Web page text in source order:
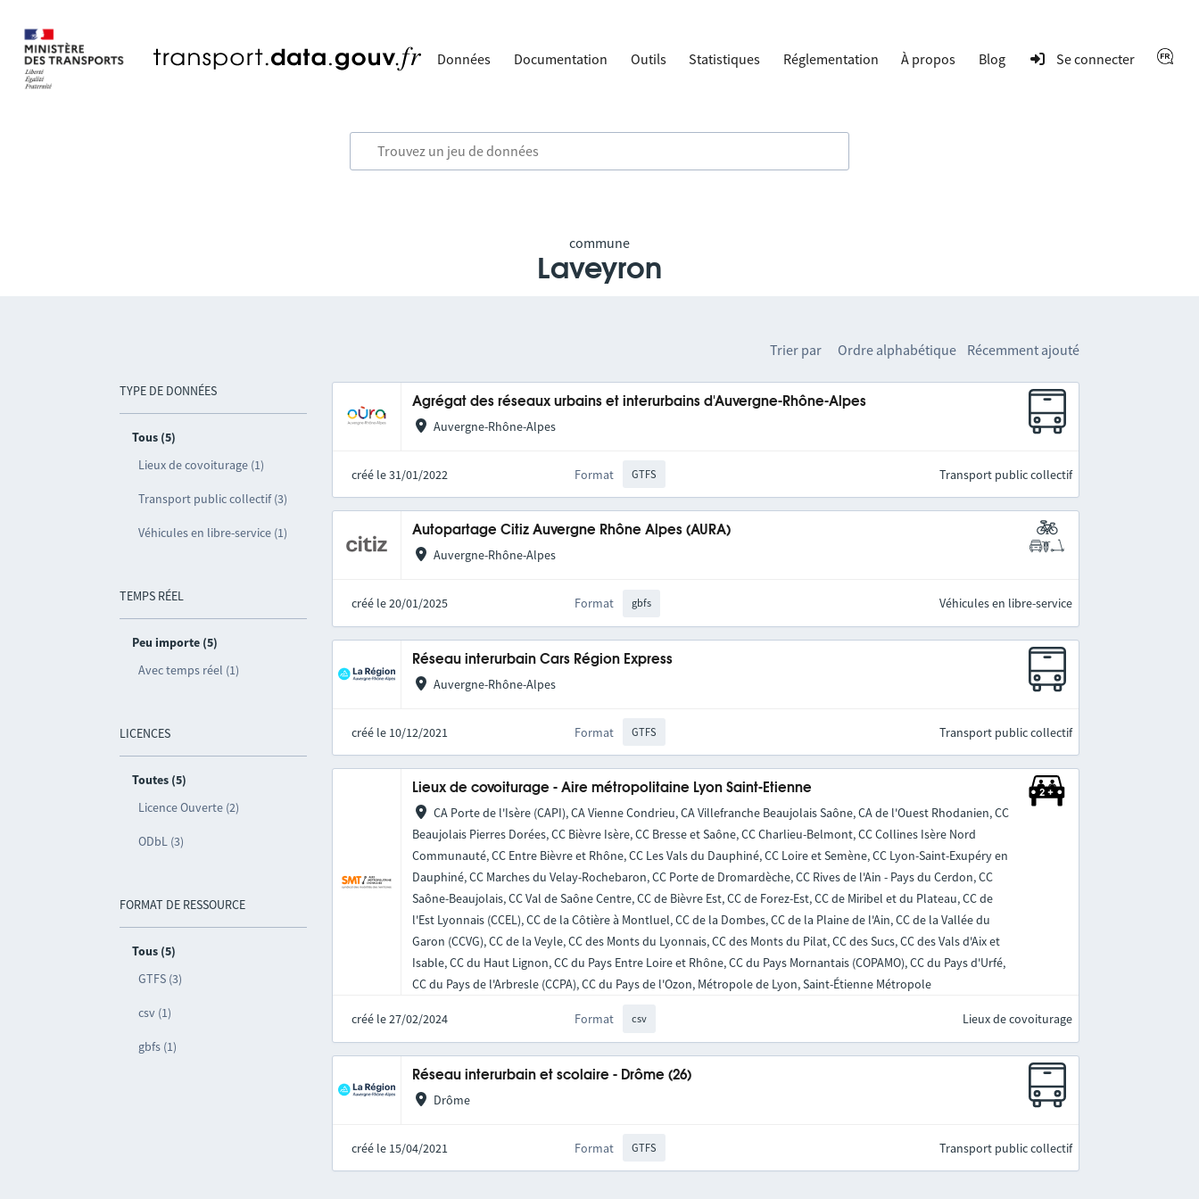
Données Documentation Outils Statistiques Réglementation À propos Blog Se connecter
commune
Laveyron
TYPE DE DONNÉES
Tous (5)
Lieux de covoiturage (1)
Transport public collectif (3)
Véhicules en libre-service (1)
TEMPS RÉEL
Peu importe (5)
Avec temps réel (1)
LICENCES
Toutes (5)
Licence Ouverte (2)
ODbL (3)
FORMAT DE RESSOURCE
Tous (5)
GTFS (3)
csv (1)
gbfs (1)
Trier par Ordre alphabétique Récemment ajouté
Agrégat des réseaux urbains et interurbains d'Auvergne-Rhône-Alpes
Auvergne-Rhône-Alpes
créé le 31/01/2022 Format GTFS Transport public collectif
Autopartage Citiz Auvergne Rhône Alpes (AURA)
Auvergne-Rhône-Alpes
créé le 20/01/2025 Format gbfs Véhicules en libre-service
Réseau interurbain Cars Région Express
Auvergne-Rhône-Alpes
créé le 10/12/2021 Format GTFS Transport public collectif
Lieux de covoiturage - Aire métropolitaine Lyon Saint-Etienne
CA Porte de l'Isère (CAPI), CA Vienne Condrieu, CA Villefranche Beaujolais Saône, CA de l'Ouest Rhodanien, CC
Beaujolais Pierres Dorées, CC Bièvre Isère, CC Bresse et Saône, CC Charlieu-Belmont, CC Collines Isère Nord
Communauté, CC Entre Bièvre et Rhône, CC Les Vals du Dauphiné, CC Loire et Semène, CC Lyon-Saint-Exupéry en
Dauphiné, CC Marches du Velay-Rochebaron, CC Porte de Dromardèche, CC Rives de l'Ain - Pays du Cerdon, CC
Saône-Beaujolais, CC Val de Saône Centre, CC de Bièvre Est, CC de Forez-Est, CC de Miribel et du Plateau, CC de
l'Est Lyonnais (CCEL), CC de la Côtière à Montluel, CC de la Dombes, CC de la Plaine de l'Ain, CC de la Vallée du
Garon (CCVG), CC de la Veyle, CC des Monts du Lyonnais, CC des Monts du Pilat, CC des Sucs, CC des Vals d'Aix et
Isable, CC du Haut Lignon, CC du Pays Entre Loire et Rhône, CC du Pays Mornantais (COPAMO), CC du Pays d'Urfé,
CC du Pays de l'Arbresle (CCPA), CC du Pays de l'Ozon, Métropole de Lyon, Saint-Étienne Métropole
créé le 27/02/2024 Format csv Lieux de covoiturage
Réseau interurbain et scolaire - Drôme (26)
Drôme
créé le 15/04/2021 Format GTFS Transport public collectif